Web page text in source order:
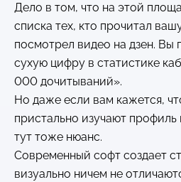
Дело в том, что на этой
списка тех, кто прочитал
посмотрел видео на дзен. Вы
сухую цифру в статистике
000 дочитываний».
Но даже если вам кажется,
пристально изучают профиль
тут тоже нюанс.
Современный софт создает
визуально ничем не